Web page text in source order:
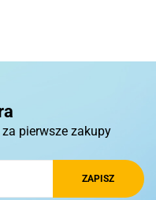
za pierwsze zakupy